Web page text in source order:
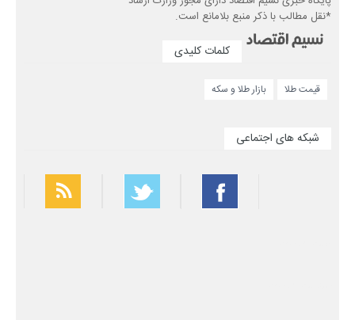
*نقل مطالب با ذکر منبع بلامانع است.
کلمات کلیدی
قیمت طلا بازار طلا و سکه
شبکه های اجتماعی